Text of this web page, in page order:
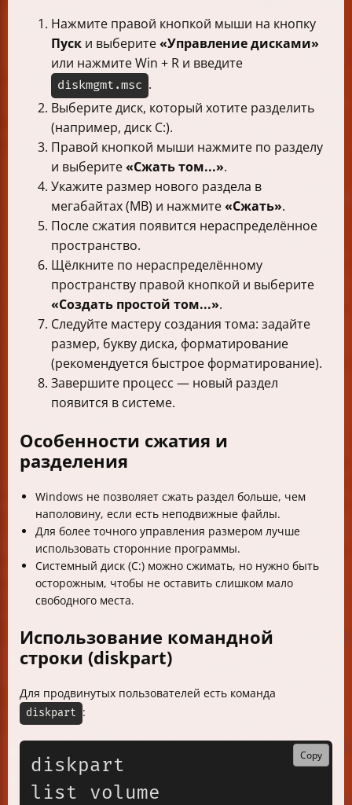
Нажмите правой кнопкой мыши на кнопку
Пуск и выберите«Управление дисками»
или нажмите Win + R и введите
diskmgmt.msc .
Выберите диск, который хотите разделить
(например, диск C:).
Правой кнопкой мыши нажмите по разделу
и выберите«Сжать том...».
Укажите размер нового раздела в
мегабайтах (MB) и нажмите«Сжать».
После сжатия появится нераспределённое
пространство.
Щёлкните по нераспределённому
пространству правой кнопкой и выберите
«Создать простой том...».
Следуйте мастеру создания тома: задайте
размер, букву диска, форматирование
(рекомендуется быстрое форматирование).
Завершите процесс — новый раздел
появится в системе.
Особенности сжатия и
разделения
Windows не позволяет сжать раздел больше, чем
наполовину, если есть неподвижные файлы.
Для более точного управления размером лучше
использовать сторонние программы.
Системный диск (C:) можно сжимать, но нужно быть
осторожным, чтобы не оставить слишком мало
свободного места.
Использование командной
строки (diskpart)
Для продвинутых пользователей есть команда
diskpart :
diskpart
list volume
Copy